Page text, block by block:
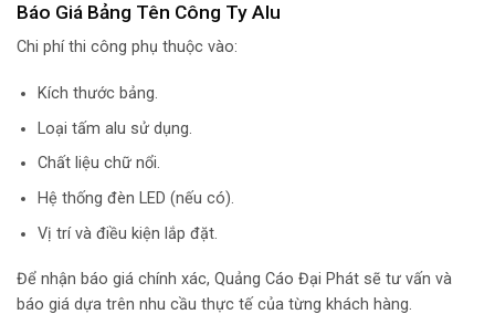
Báo Giá Bảng Tên Công Ty Alu
Chi phí thi công phụ thuộc vào:
Kích thước bảng.
Loại tấm alu sử dụng.
Chất liệu chữ nổi.
Hệ thống đèn LED (nếu có).
Vị trí và điều kiện lắp đặt.
Để nhận báo giá chính xác, Quảng Cáo Đại Phát sẽ tư vấn và
báo giá dựa trên nhu cầu thực tế của từng khách hàng.